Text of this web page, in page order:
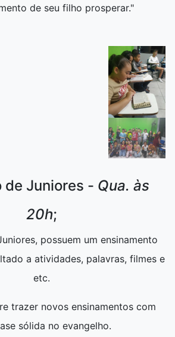
de seu filho prosperar."
de Juniores - Qua. às
20h;
possuem um ensinamento
a atividades, palavras, filmes e
etc.
trazer novos ensinamentos com
sólida no evangelho.